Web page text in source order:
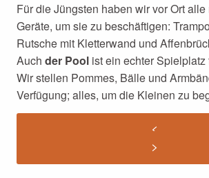
Für die Jüngsten haben wir vor Ort
Geräte, um sie zu beschäftigen:
Rutsche mit Kletterwand und
Auch der Pool ist ein echter Spielplatz
Wir stellen Pommes, Bälle und
Verfügung; alles, um die Kleinen zu